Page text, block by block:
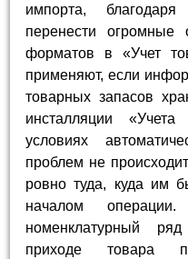
импорта,
перенести
форматов в «Учет
применяют, если
товарных запасов
инсталляции
условиях
проблем не
ровно туда, куда им
началом
номенклатурный
приходе товара